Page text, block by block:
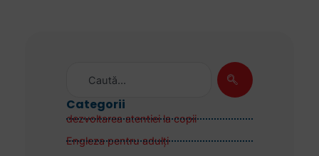
Categorii
dezvoltarea atentiei la copii
Engleza pentru adulţi